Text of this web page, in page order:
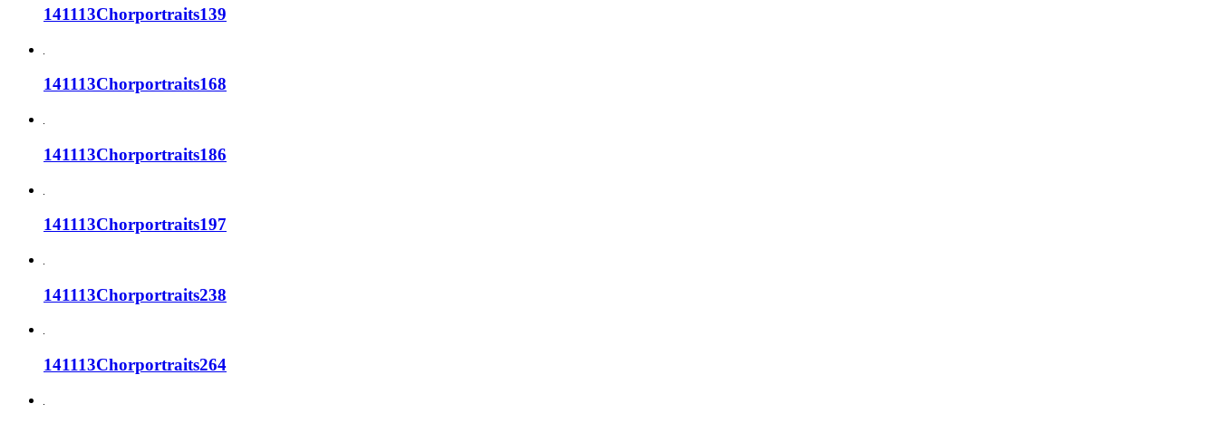
141113Chorportraits139
141113Chorportraits168
141113Chorportraits186
141113Chorportraits197
141113Chorportraits238
141113Chorportraits264